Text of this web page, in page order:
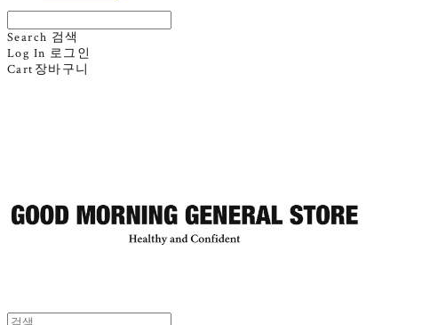
Search 검색
Log In 로그인
Cart 장바구니